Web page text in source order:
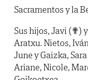
Sacramentos y la
Sus hijos, Javi (✟)
Aratxu. Nietos,
June y Gaizka,
Ariane, Nicole,